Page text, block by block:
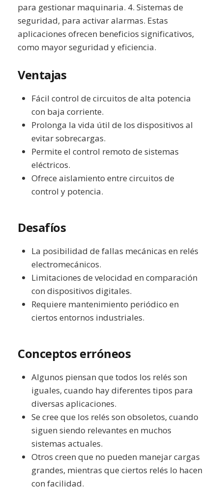
para gestionar maquinaria. 4. Sistemas de
seguridad, para activar alarmas. Estas
aplicaciones ofrecen beneficios significativos,
como mayor seguridad y eficiencia.
Ventajas
Fácil control de circuitos de alta potencia
con baja corriente.
Prolonga la vida útil de los dispositivos al
evitar sobrecargas.
Permite el control remoto de sistemas
eléctricos.
Ofrece aislamiento entre circuitos de
control y potencia.
Desafíos
La posibilidad de fallas mecánicas en relés
electromecánicos.
Limitaciones de velocidad en comparación
con dispositivos digitales.
Requiere mantenimiento periódico en
ciertos entornos industriales.
Conceptos erróneos
Algunos piensan que todos los relés son
iguales, cuando hay diferentes tipos para
diversas aplicaciones.
Se cree que los relés son obsoletos, cuando
siguen siendo relevantes en muchos
sistemas actuales.
Otros creen que no pueden manejar cargas
grandes, mientras que ciertos relés lo hacen
con facilidad.